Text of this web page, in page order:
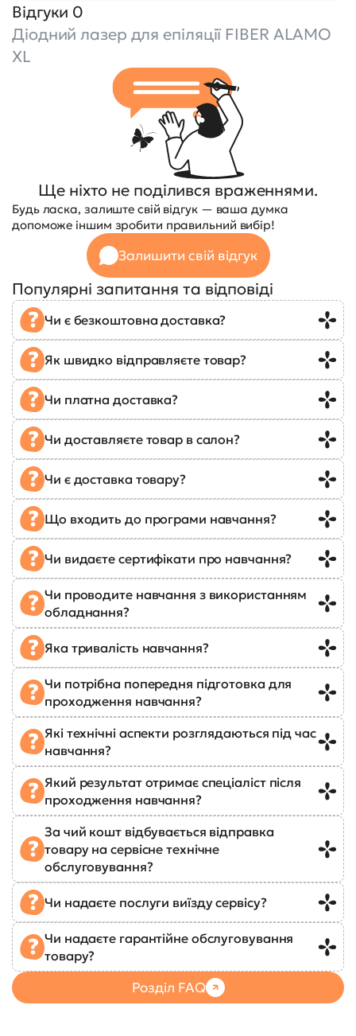
Відгуки 0
Діодний лазер для епіляції FIBER ALAMO
XL
Ще ніхто не поділився враженнями.
Будь ласка, залиште свій відгук — ваша думка
допоможе іншим зробити правильний вибір!
Залишити свій відгук
Популярні запитання та відповіді
Чи є безкоштовна доставка?
Як швидко відправляєте товар?
Чи платна доставка?
Чи доставляєте товар в салон?
Чи є доставка товару?
Що входить до програми навчання?
Чи видаєте сертифікати про навчання?
Чи проводите навчання з використанням
обладнання?
Яка тривалість навчання?
Чи потрібна попередня підготовка для
проходження навчання?
Які технічні аспекти розглядаються під час
навчання?
Який результат отримає спеціаліст після
проходження навчання?
За чий кошт відбувається відправка
товару на сервісне технічне
обслуговування?
Чи надаєте послуги виїзду сервісу?
Чи надаєте гарантійне обслуговування
товару?
Розділ FAQ